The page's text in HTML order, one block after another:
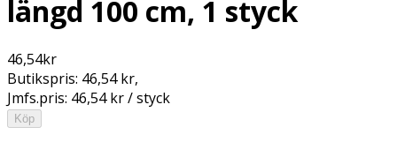
längd 100 cm, 1 styck
46,54kr
Butikspris: 46,54 kr,
Jmfs.pris: 46,54 kr / styck
Köp